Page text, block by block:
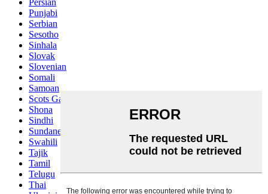
Persian
Punjabi
Serbian
Sesotho
Sinhala
Slovak
Slovenian
Somali
Samoan
Scots Gaelic
Shona
Sindhi
Sundanese
Swahili
Tajik
Tamil
Telugu
Thai